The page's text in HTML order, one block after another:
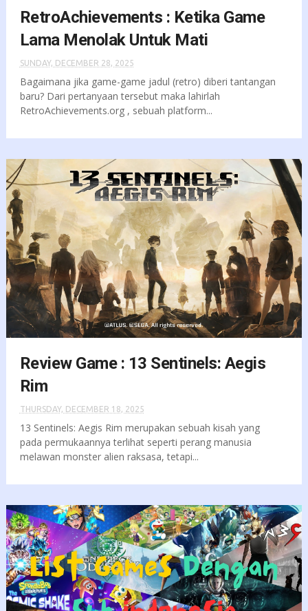
RetroAchievements : Ketika Game
Lama Menolak Untuk Mati
SUNDAY, DECEMBER 28, 2025
Bagaimana jika game-game jadul (retro) diberi tantangan
baru? Dari pertanyaan tersebut maka lahirlah
RetroAchievements.org , sebuah platform...
Review Game : 13 Sentinels: Aegis
Rim
THURSDAY, DECEMBER 18, 2025
13 Sentinels: Aegis Rim merupakan sebuah kisah yang
pada permukaannya terlihat seperti perang manusia
melawan monster alien raksasa, tetapi...